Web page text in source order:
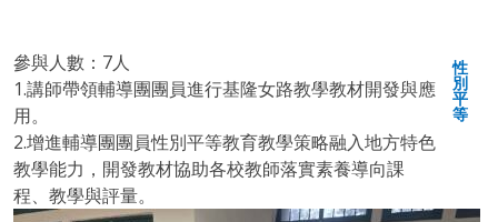
參與人數：7人
1.講師帶領輔導團團員進行基隆女路教學教材開發與應
用。
2.增進輔導團團員性別平等教育教學策略融入地方特色
教學能力，開發教材協助各校教師落實素養導向課
程、教學與評量。
性
別
平
等